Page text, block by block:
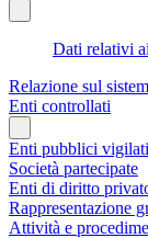
Dati relativi
Relazione sul
Enti controllati
Enti pubblici vigilati
Società partecipate
Enti di diritto
Rappresentazione
Attività e